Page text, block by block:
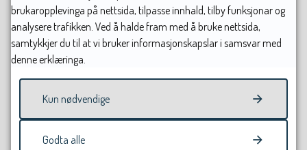
eller lag
Brukarmedverknad
Kom med di sak!
Sist endret 19.05.2026 10.38
brukaropplevinga på nettsida, tilpasse innhald, tilby funksjonar og
analysere trafikken. Ved å halde fram med å bruke nettsida,
samtykkjer du til at vi bruker informasjonskapslar i samsvar med
denne erklæringa.
Kun nødvendige
Godta alle